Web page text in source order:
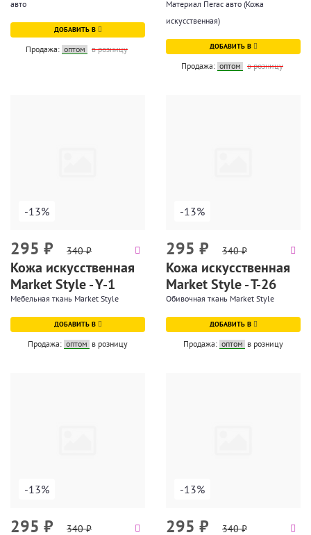
авто
ДОБАВИТЬ В
Продажа: оптом в розницу
Материал Пегас авто (Кожа
искусственная)
ДОБАВИТЬ В
Продажа: оптом в розницу
-13%
295 ₽ 340₽
Кожа искусственная
Market Style - Y-1
Мебельная ткань Market Style
ДОБАВИТЬ В
Продажа: оптом в розницу
-13%
295 ₽ 340₽
Кожа искусственная
Market Style - T-26
Обивочная ткань Market Style
ДОБАВИТЬ В
Продажа: оптом в розницу
-13%
295 ₽ 340₽
-13%
295 ₽ 340₽